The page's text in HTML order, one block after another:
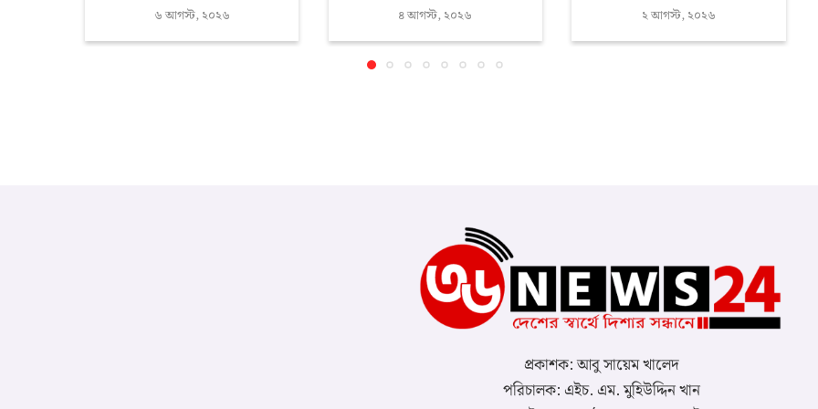
৬ আগস্ট, ২০২৬ ৪ আগস্ট, ২০২৬ ২ আগস্ট, ২০২৬
প্রকাশক: আবু সায়েম খালেদ
পরিচালক: এইচ. এম. মুহিউদ্দিন খান